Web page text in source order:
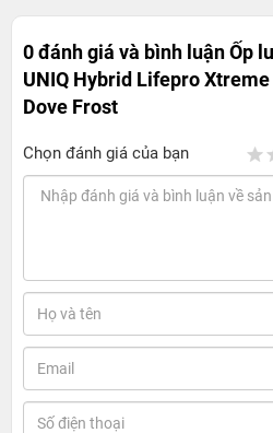
0 đánh giá và bình luậnỐp
UNIQ Hybrid Lifepro
Dove Frost
Chọn đánh giá của bạn